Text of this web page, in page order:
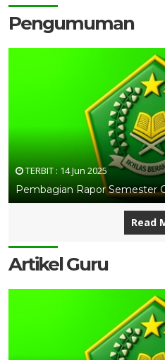
Pengumuman
TERBIT : 14 Jun 2025
Pembagian Rapor Semester
Read
Artikel Guru